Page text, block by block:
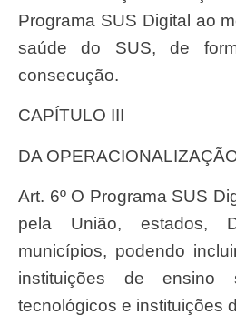
Programa SUS Digital ao
saúde do SUS, de
consecução.
CAPÍTULO III
DA
Art. 6º O Programa SUS Digital será executado
pela União, estados,
municípios, podendo
instituições de ensino
tecnológicos e instituições